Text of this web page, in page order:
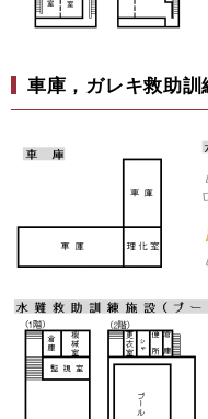
車庫，ガレキ救助